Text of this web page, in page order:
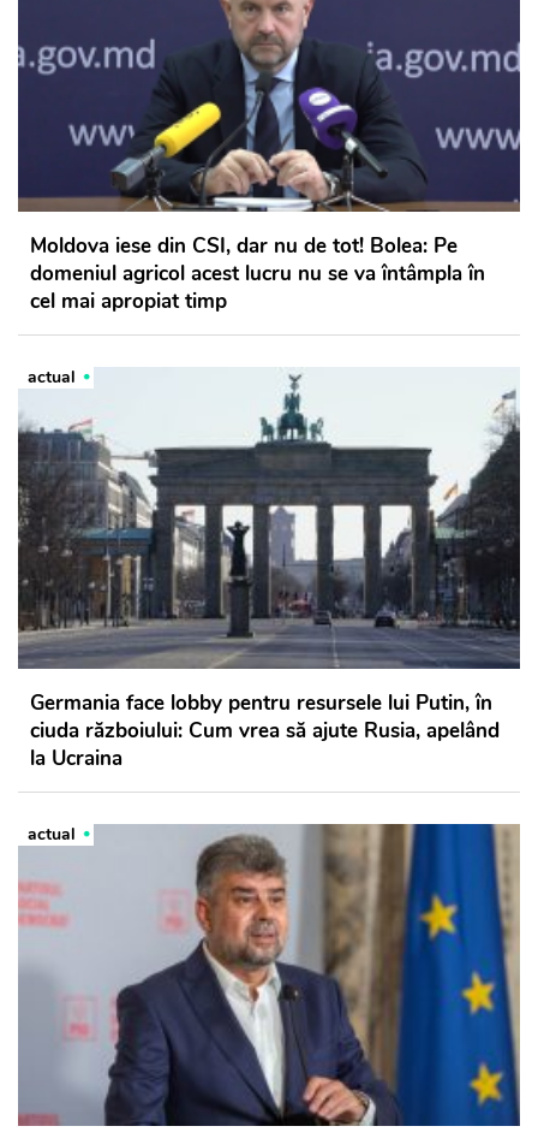
Moldova iese din CSI, dar nu de tot! Bolea: Pe
domeniul agricol acest lucru nu se va întâmpla în
cel mai apropiat timp
actual
Germania face lobby pentru resursele lui Putin, în
ciuda războiului: Cum vrea să ajute Rusia, apelând
la Ucraina
actual